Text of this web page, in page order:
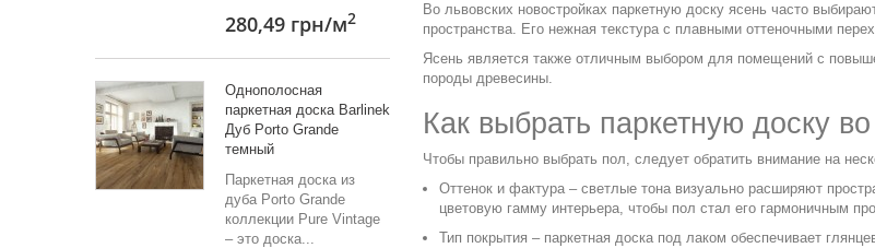
280,49 грн/м2
Однополосная
паркетная доска Barlinek
Дуб Porto Grande
темный
Паркетная доска из
дуба Porto Grande
коллекции Pure Vintage
– это доска...
Во львовских новостройках паркетную доску ясень часто
пространства. Его нежная текстура с плавными оттеночными
Ясень является также отличным выбором для помещений с
породы древесины.
Как выбрать паркетную доску
Чтобы правильно выбрать пол, следует обратить внимание на
Оттенок и фактура – светлые тона визуально расширяют
цветовую гамму интерьера, чтобы пол стал его гармоничным
Тип покрытия – паркетная доска под лаком обеспечивает